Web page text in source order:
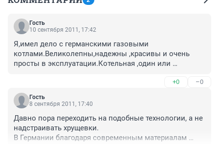
Гость
10 сентября 2011, 17:42
Я,имел дело с германскими газовыми
котлами.Великолепны,надежны ,красивы и очень
просты в эксплуатации.Котельная ,один или
+0 –0
Гость
8 сентября 2011, 17:40
Давно пора переходить на подобные технологии, а не
надстраивать хрущевки.
В Германии благодаря современным материалам